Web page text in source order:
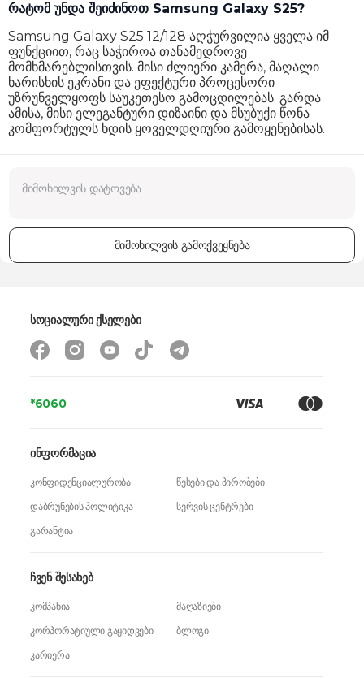
სპიკერების რაოდენობა
ყურსასმენის ინტერფეისი USB Type-C
სტერეო ხმა
კომპლექტაცია თანდართული კაბელი
Wi-Fi Wi-Fi 802.11 a/b/g/n/ac/6e/7
GPS
გარემო ნათების სენსორი
ზომები
წონა
რატომ უნდა შეიძინოთ Samsung Galaxy S25?
Samsung Galaxy S25 12/128 აღჭურვილია ყველა იმ
ფუნქციით, რაც საჭიროა თანამედროვე
მომხმარებლისთვის. მისი ძლიერი კამერა, მაღალი
ხარისხის ეკრანი და ეფექტური პროცესორი
უზრუნველყოფს საუკეთესო გამოცდილებას. გარდა
ამისა, მისი ელეგანტური დიზაინი და მსუბუქი წონა
კომფორტულს ხდის ყოველდღიური გამოყენებისას.
მიმოხილვის გამოქვეყნება
*6060
ჩვენ შესახებ
კომპანია
მაღაზიები
კორპორატიული გაყიდვები
ბლოგი
კარიერა
ინფორმაცია
კონფიდენციალურობა
წესები და პირობები
დაბრუნების პოლიტიკა
სერვის ცენტრები
გარანტია
სოციალური ქსელები